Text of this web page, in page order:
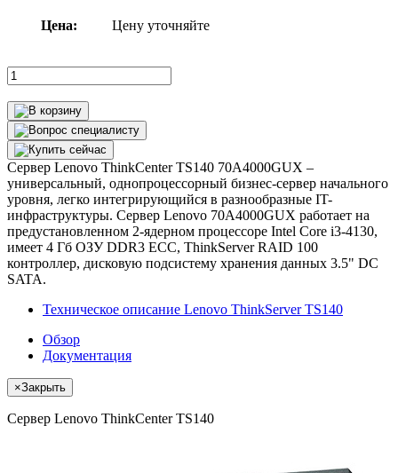
Цена: Цену уточняйте
Сервер Lenovo ThinkCenter TS140 70A4000GUX –
универсальный, однопроцессорный бизнес-сервер начального
уровня, легко интегрирующийся в разнообразные IT-
инфраструктуры. Сервер Lenovo 70A4000GUX работает на
предустановленном 2-ядерном процессоре Intel Core i3-4130,
имеет 4 Гб ОЗУ DDR3 ECC, ThinkServer RAID 100
контроллер, дисковую подсистему хранения данных 3.5" DC
SATA.
Техническое описание Lenovo ThinkServer TS140
Обзор
Документация
×Закрыть
Сервер Lenovo ThinkCenter TS140